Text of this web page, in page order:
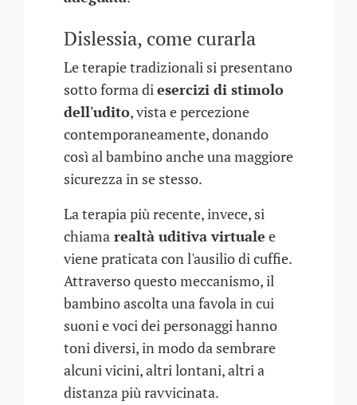
Dislessia, come curarla
Le terapie tradizionali si presentano
sotto forma diesercizi di stimolo
dell'udito, vista e percezione
contemporaneamente, donando
così al bambino anche una maggiore
sicurezza in se stesso.
La terapia più recente, invece, si
chiama realtà uditiva virtuale e
viene praticata con l'ausilio di cuffie.
Attraverso questo meccanismo, il
bambino ascolta una favola in cui
suoni e voci dei personaggi hanno
toni diversi, in modo da sembrare
alcuni vicini, altri lontani, altri a
distanza più ravvicinata.